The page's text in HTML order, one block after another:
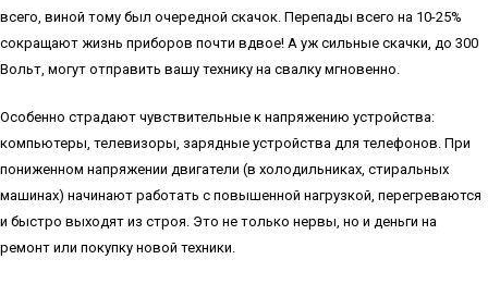
всего, виной тому был очередной скачок. Перепады всего на 10-25%
сокращают жизнь приборов почти вдвое! А уж сильные скачки, до 300
Вольт, могут отправить вашу технику на свалку мгновенно.
Особенно страдают чувствительные к напряжению устройства:
компьютеры, телевизоры, зарядные устройства для телефонов. При
пониженном напряжении двигатели (в холодильниках, стиральных
машинах) начинают работать с повышенной нагрузкой, перегреваются
и быстро выходят из строя. Это не только нервы, но и деньги на
ремонт или покупку новой техники.